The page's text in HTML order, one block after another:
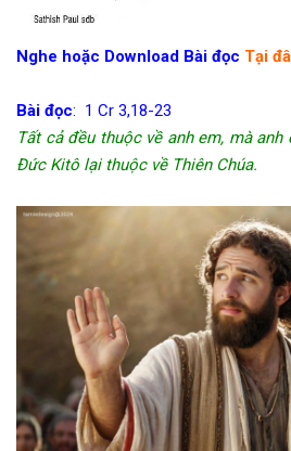
Nghe hoặc Download Bài đọc Tại
Bài đọc: 1 Cr 3,18-23
Tất cả đều thuộc về anh em, mà
Đức Kitô lại thuộc về Thiên Chúa.